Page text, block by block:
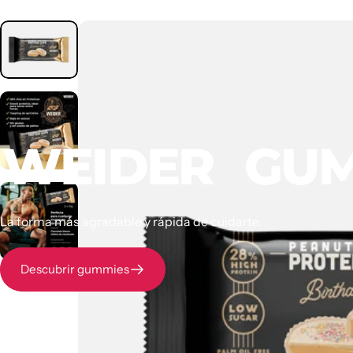
WEIDER
La forma más agradable y rápida de cuidarte.
Descubrir gummies